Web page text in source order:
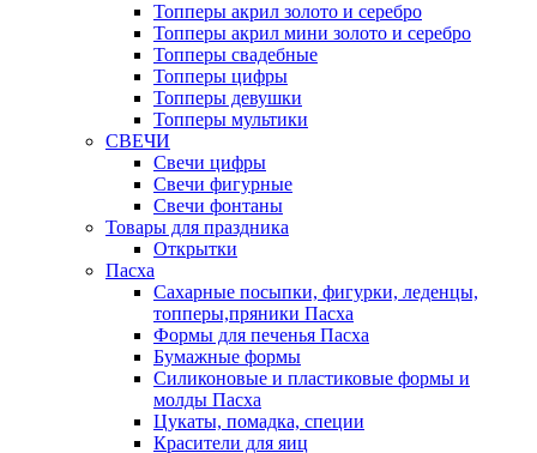
Топперы акрил золото и серебро
Топперы акрил мини золото и серебро
Топперы свадебные
Топперы цифры
Топперы девушки
Топперы мультики
СВЕЧИ
Свечи цифры
Свечи фигурные
Свечи фонтаны
Товары для праздника
Открытки
Пасха
Сахарные посыпки, фигурки, леденцы,
топперы,пряники Пасха
Формы для печенья Пасха
Бумажные формы
Силиконовые и пластиковые формы и
молды Пасха
Цукаты, помадка, специи
Красители для яиц